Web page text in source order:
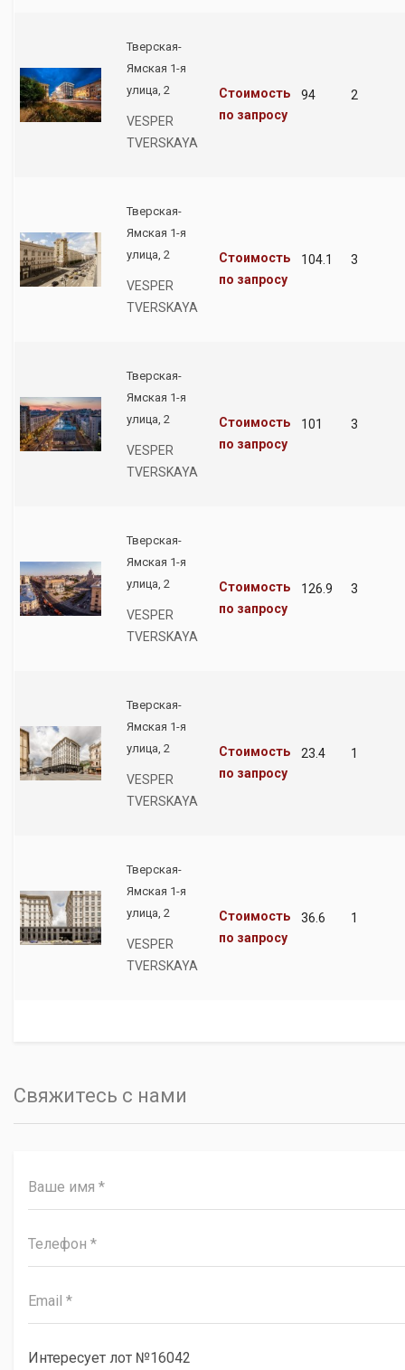
Тверская-
Ямская 1-я
улица, 2
VESPER
TVERSKAYA
Стоимость
по запросу
94 2
Тверская-
Ямская 1-я
улица, 2
VESPER
TVERSKAYA
Стоимость
по запросу
104.1 3
Тверская-
Ямская 1-я
улица, 2
VESPER
TVERSKAYA
Стоимость
по запросу
101 3
Тверская-
Ямская 1-я
улица, 2
VESPER
TVERSKAYA
Стоимость
по запросу
126.9 3
Тверская-
Ямская 1-я
улица, 2
VESPER
TVERSKAYA
Стоимость
по запросу
23.4 1
Тверская-
Ямская 1-я
улица, 2
VESPER
TVERSKAYA
Стоимость
по запросу
36.6 1
Свяжитесь с нами